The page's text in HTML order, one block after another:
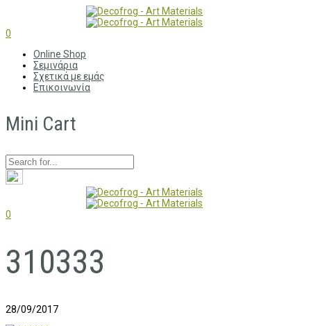
0
Online Shop
Σεμινάρια
Σχετικά με εμάς
Επικοινωνία
Mini Cart
0
310333
28/09/2017